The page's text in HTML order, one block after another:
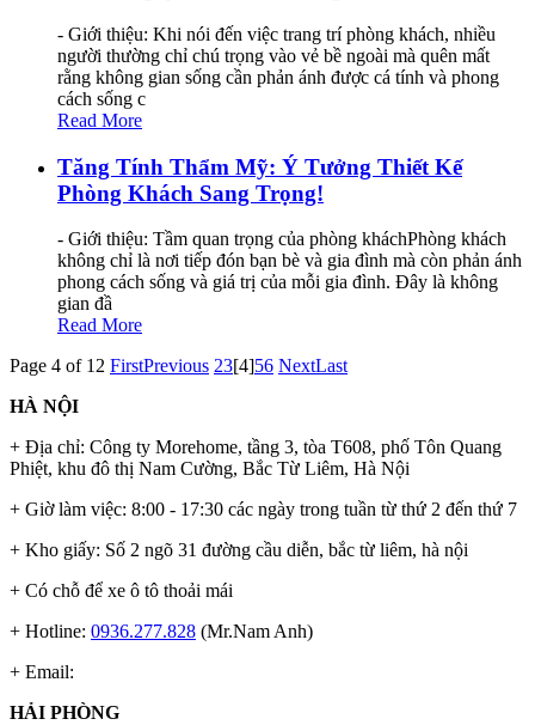
- Giới thiệu: Khi nói đến việc trang trí phòng khách, nhiều
người thường chỉ chú trọng vào vẻ bề ngoài mà quên mất
rằng không gian sống cần phản ánh được cá tính và phong
cách sống c
Read More
Tăng Tính Thẩm Mỹ: Ý Tưởng Thiết Kế
Phòng Khách Sang Trọng!
- Giới thiệu: Tầm quan trọng của phòng kháchPhòng khách
không chỉ là nơi tiếp đón bạn bè và gia đình mà còn phản ánh
phong cách sống và giá trị của mỗi gia đình. Đây là không
gian đầ
Read More
Page 4 of 12 FirstPrevious 23[4]56 NextLast
HÀ NỘI
+ Địa chỉ: Công ty Morehome, tầng 3, tòa T608, phố Tôn Quang
Phiệt, khu đô thị Nam Cường, Bắc Từ Liêm, Hà Nội
+ Giờ làm việc: 8:00 - 17:30 các ngày trong tuần từ thứ 2 đến thứ 7
+ Kho giấy: Số 2 ngõ 31 đường cầu diễn, bắc từ liêm, hà nội
+ Có chỗ để xe ô tô thoải mái
+ Hotline: 0936.277.828 (Mr.Nam Anh)
+ Email:
HẢI PHÒNG